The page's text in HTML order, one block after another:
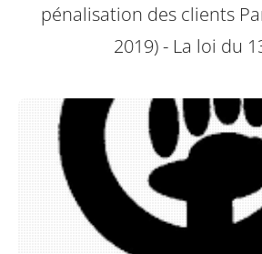
pénalisation des clients
2019) - La loi du